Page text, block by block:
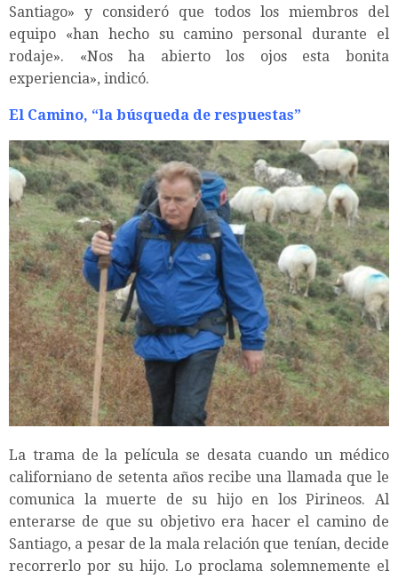
Santiago» y consideró que todos los miembros del
equipo «han hecho su camino personal durante el
rodaje». «Nos ha abierto los ojos esta bonita
experiencia», indicó.
El Camino, “la búsqueda de respuestas”
La trama de la película se desata cuando un médico
californiano de setenta años recibe una llamada que le
comunica la muerte de su hijo en los Pirineos. Al
enterarse de que su objetivo era hacer el camino de
Santiago, a pesar de la mala relación que tenían, decide
recorrerlo por su hijo. Lo proclama solemnemente el